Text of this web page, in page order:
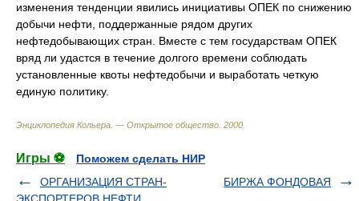
изменения тенденции явились инициативы ОПЕК по снижению
добычи нефти, поддержанные рядом других
нефтедобывающих стран. Вместе с тем государствам ОПЕК
вряд ли удастся в течение долгого времени соблюдать
установленные квоты нефтедобычи и выработать четкую
единую политику.
Энциклопедия Кольера. — Открытое общество 2000
Игры ⚽
Поможем сделать НИР
ОРГАНИЗАЦИЯ СТРАН-
БИРЖА ФОНДОВАЯ